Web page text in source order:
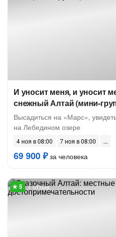
И уносит меня, и уносит
снежный Алтай (мини-
Высадиться на «Марс»,
на Лебедином озере
4 ноя в 08:00 7 ноя в 08:00
69 900 ₽за человека
1 отзыв